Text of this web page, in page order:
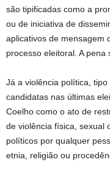
são tipificadas como a
ou de iniciativa de
aplicativos de mensagem
processo eleitoral. A pena
Já a violência política,
candidatas nas últimas
Coelho como o ato de
de violência física, sexual
políticos por qualquer
etnia, religião ou